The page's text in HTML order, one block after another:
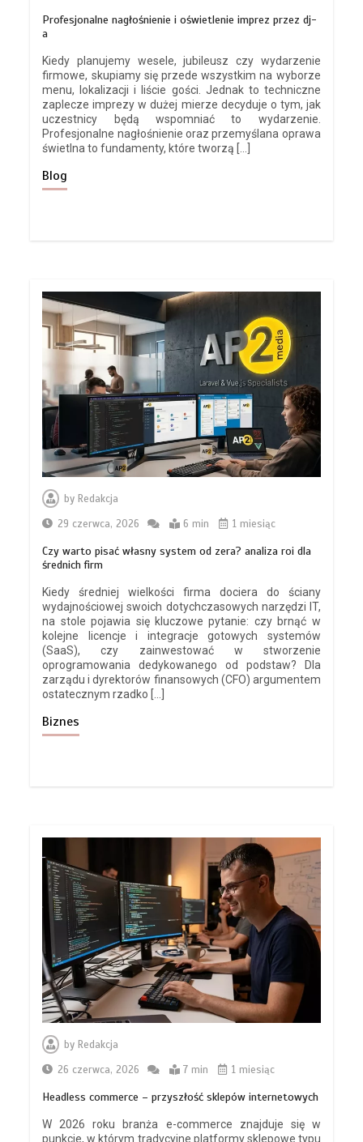
Profesjonalne nagłośnienie i oświetlenie imprez przez dj-
a
Kiedy planujemy wesele, jubileusz czy wydarzenie
firmowe, skupiamy się przede wszystkim na wyborze
menu, lokalizacji i liście gości. Jednak to techniczne
zaplecze imprezy w dużej mierze decyduje o tym, jak
uczestnicy będą wspomniać to wydarzenie.
Profesjonalne nagłośnienie oraz przemyślana oprawa
świetlna to fundamenty, które tworzą […]
Blog
by Redakcja
29 czerwca, 2026
6 min 1 miesiąc
Czy warto pisać własny system od zera? analiza roi dla
średnich firm
Kiedy średniej wielkości firma dociera do ściany
wydajnościowej swoich dotychczasowych narzędzi IT,
na stole pojawia się kluczowe pytanie: czy brnąć w
kolejne licencje i integracje gotowych systemów
(SaaS), czy zainwestować w stworzenie
oprogramowania dedykowanego od podstaw? Dla
zarządu i dyrektorów finansowych (CFO) argumentem
ostatecznym rzadko […]
Biznes
by Redakcja
26 czerwca, 2026
7 min 1 miesiąc
Headless commerce – przyszłość sklepów internetowych
W 2026 roku branża e-commerce znajduje się w
punkcie, w którym tradycyjne platformy sklepowe typu